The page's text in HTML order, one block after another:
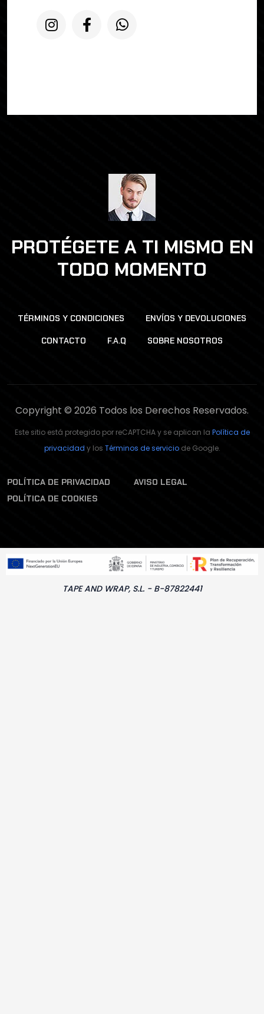
PROTÉGETE A TI MISMO EN
TODO MOMENTO
TÉRMINOS Y CONDICIONES ENVÍOS Y DEVOLUCIONES
CONTACTO F.A.Q SOBRE NOSOTROS
Copyright © 2026 Todos los Derechos Reservados.
Este sitio está protegido por reCAPTCHA y se aplican la Política de
privacidad y los Términos de serviciode Google.
POLÍTICA DE PRIVACIDAD
AVISO LEGAL
POLÍTICA DE COOKIES
TAPE AND WRAP, S.L. - B-87822441